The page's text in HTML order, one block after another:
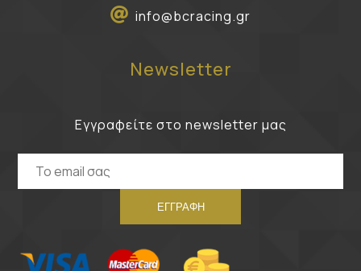
info@bcracing.gr
Newsletter
Εγγραφείτε στο newsletter μας